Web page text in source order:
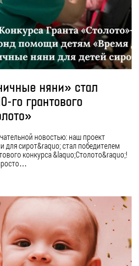
няни» стал
го грантового
новостью: наш проект
для сирот&raquo; стал победителем
конкурса &laquo;Столото&raquo;!